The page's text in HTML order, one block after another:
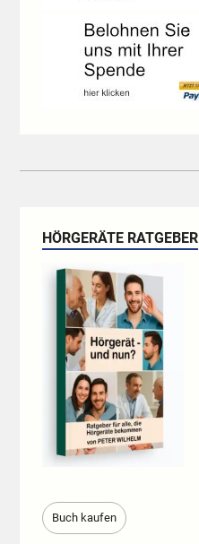
HÖRGERÄTE RATGEBER
Buch kaufen